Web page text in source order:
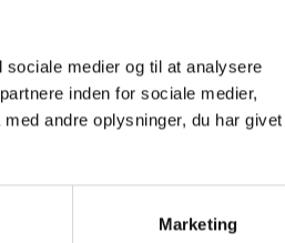
medier og til at analysere
inden for sociale medier,
andre oplysninger, du har givet
Marketing
dag skapar trygghet och närvaro,
och en stunds ro.